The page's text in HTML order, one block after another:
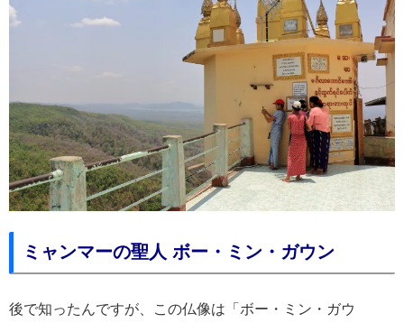
ミャンマーの聖人 ボー・ミン・ガウン
後で知ったんですが、この仏像は「ボー・ミン・ガウ